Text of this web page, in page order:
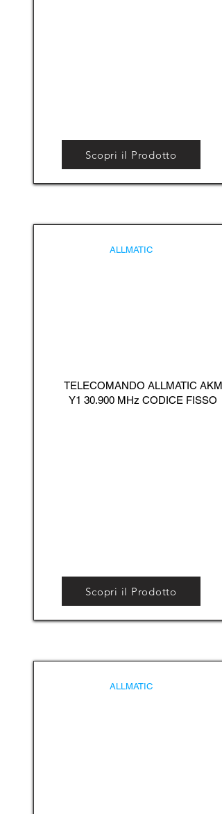
Scopri il Prodotto
ALLMATIC
TELECOMANDO ALLMATIC AKM
Y1 30.900 MHz CODICE FISSO
Scopri il Prodotto
ALLMATIC